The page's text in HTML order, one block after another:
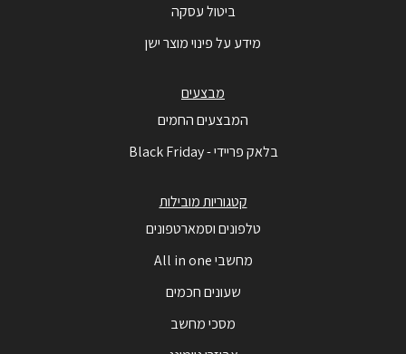
ביטול עסקה
מידע על פינוי מוצר ישן
מבצעים
המבצעים החמים
בלאק פריידי - Black Friday
קטגוריות מובילות
טלפונים וסמארטפונים
מחשבי All in one
שעונים חכמים
מסכי מחשב